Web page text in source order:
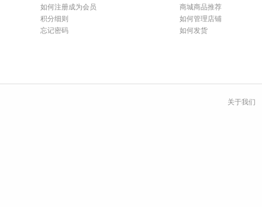
如何注册成为会员
积分细则
忘记密码
商城商品推荐
如何管理店铺
如何发货
关于我们